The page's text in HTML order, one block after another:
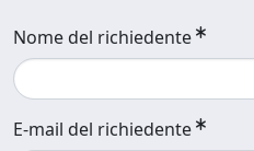
Nome del richiedente
E-mail del richiedente